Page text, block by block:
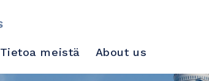
Tietoa meistä About us